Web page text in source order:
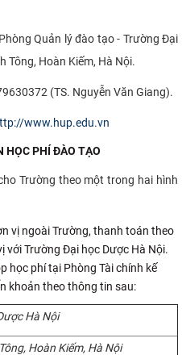
Quản lý đào tạo - Trường Đại
Tông, Hoàn Kiếm, Hà Nội.
(TS. Nguyễn Văn Giang).
www.hup.edu.vn
HỌC PHÍ ĐÀO TẠO
Trường theo một trong hai hình
vị ngoài Trường, thanh toán theo
với Trường Đại học Dược Hà Nội.
học phí tại Phòng Tài chính kế
khoản theo thông tin sau:
Hà Nội
Hoàn Kiếm, Hà Nội